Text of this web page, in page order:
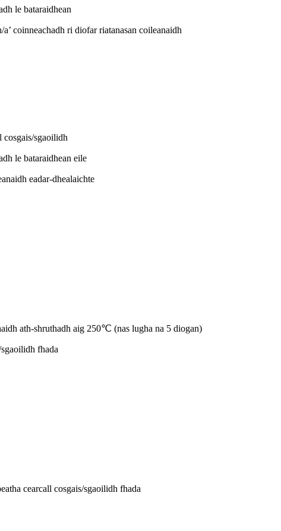
le bataraidhean
coinneachadh ri diofar riatanasan coileanaidh
cosgais/sgaoilidh
le bataraidhean eile
eadar-dhealaichte
ath-shruthadh aig 250℃ (nas lugha na 5 diogan)
fhada
cearcall cosgais/sgaoilidh fhada